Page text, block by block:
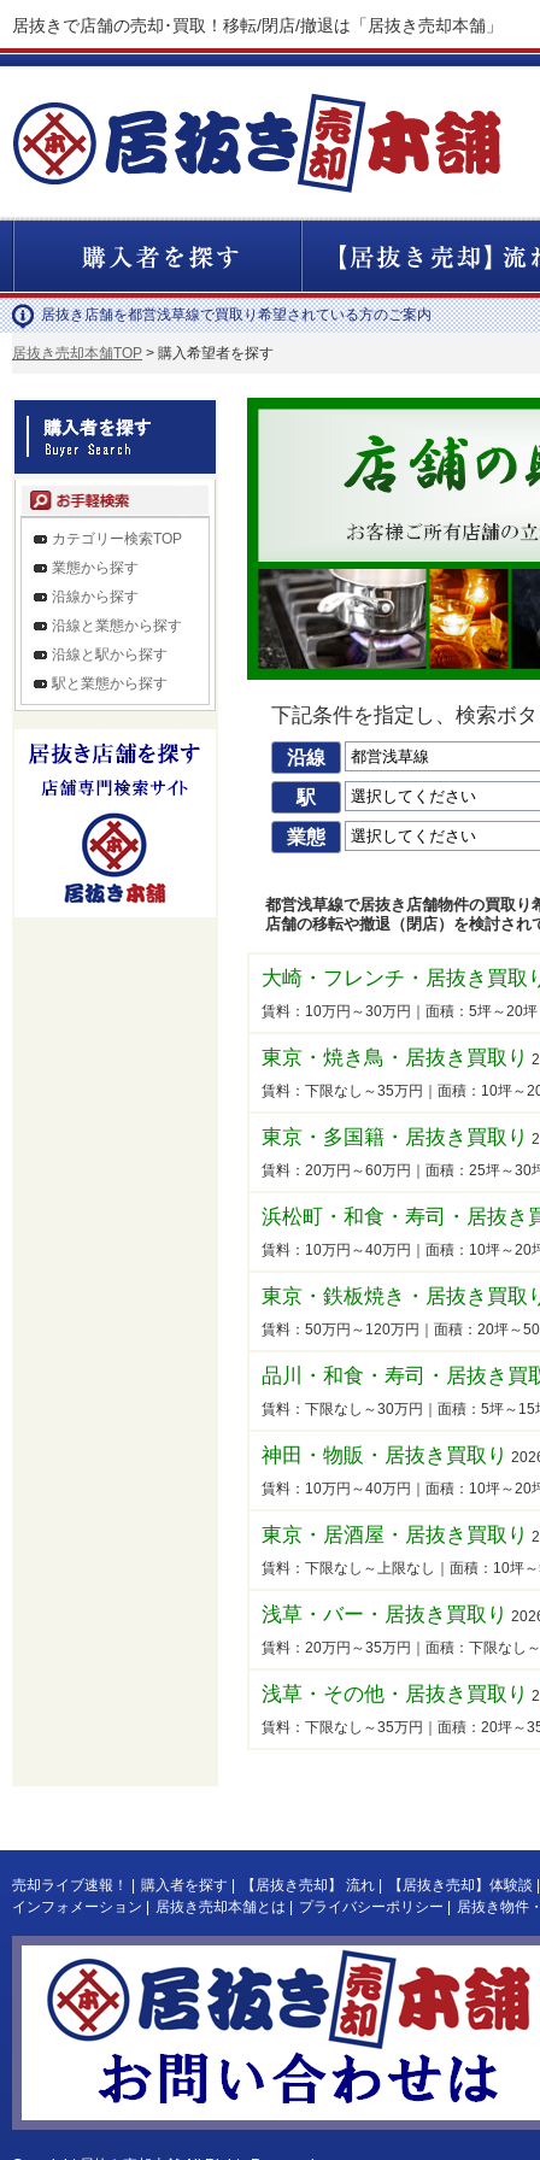
居抜きで店舗の売却･買取！移転/閉店/撤退は「居抜き売却本舗」
居抜き店舗を都営浅草線で買取り希望されている方のご案内
居抜き売却本舗TOP > 購入希望者を探す
下記条件を指定し、検索ボ
沿線
駅
業態
都営浅草線で居抜き店舗物件の買取
店舗の移転や撤退（閉店）を検討さ
大崎・フレンチ・居抜き買取
賃料：10万円～30万円｜面積：5坪～20
東京・焼き鳥・居抜き買取り
賃料：下限なし～35万円｜面積：10坪～
東京・多国籍・居抜き買取り
賃料：20万円～60万円｜面積：25坪～30
浜松町・和食・寿司・居抜き
賃料：10万円～40万円｜面積：10坪～20
東京・鉄板焼き・居抜き買取
賃料：50万円～120万円｜面積：20坪～
品川・和食・寿司・居抜き買
賃料：下限なし～30万円｜面積：5坪～
神田・物販・居抜き買取り
賃料：10万円～40万円｜面積：10坪～20
東京・居酒屋・居抜き買取り
賃料：下限なし～上限なし｜面積：10坪
浅草・バー・居抜き買取り
賃料：20万円～35万円｜面積：下限なし
浅草・その他・居抜き買取り
賃料：下限なし～35万円｜面積：20坪～
カテゴリー検索TOP
業態から探す
沿線から探す
沿線と業態から探す
沿線と駅から探す
駅と業態から探す
売却ライブ速報！ 購入者を探す 【居抜き売却】 流れ 【居抜き売却】体験談
インフォメーション
居抜き売却本舗とは プライバシーポリシー 居抜き物件